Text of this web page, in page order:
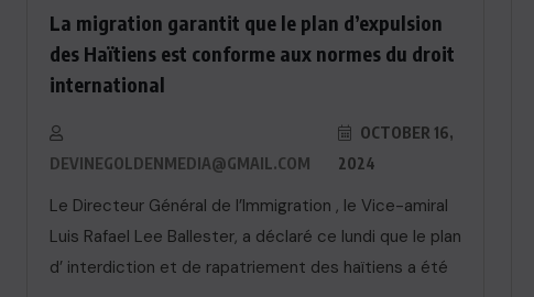
La migration garantit que le plan d’expulsion
des Haïtiens est conforme aux normes du droit
international
DEVINEGOLDENMEDIA@GMAIL.COM
OCTOBER 16,
2024
Le Directeur Général de l’Immigration , le Vice-amiral
Luis Rafael Lee Ballester, a déclaré ce lundi que le plan
d’ interdiction et de rapatriement des haïtiens a été